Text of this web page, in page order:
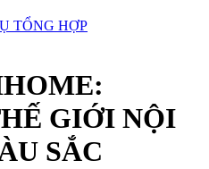
TỔNG HỢP
GIỚI NỘI
SẮC